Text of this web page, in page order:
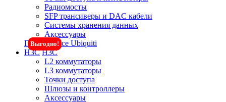
Радиомосты
SFP трансиверы и DAC кабели
Системы хранения данных
Аксессуары
Показать все Ubiquiti
H3C
Выгодно!
H3C
L2 коммутаторы
L3 коммутаторы
Точки доступа
Шлюзы и контроллеры
Аксессуары